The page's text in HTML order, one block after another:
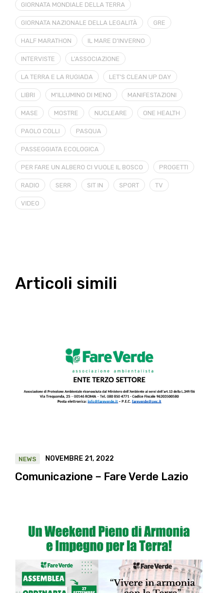
GIORNATA MONDIALE DELLA TERRA
GIORNATA NAZIONALE DELLA LEGALITÀ GRE
HALF MARATHON IL MARE D'INVERNO
INTERVISTE L'ASSOCIAZIONE
LA TERRA E LA RUGIADA LET'S CLEAN UP DAY
LIBRI M'ILLUMINO DI MENO MANIFESTAZIONI
MASE MOSTRE NUCLEARE ONE HEALTH
PAOLO COLLI PASQUA
PASSEGGIATA ECOLOGICA
PER FARE UN ALBERO CI VUOLE IL BOSCO PROGETTI
RADIO SERR SIT IN SPORT TV
VIDEO
Articoli simili
NEWS NOVEMBRE 21, 2022
Comunicazione – Fare Verde Lazio